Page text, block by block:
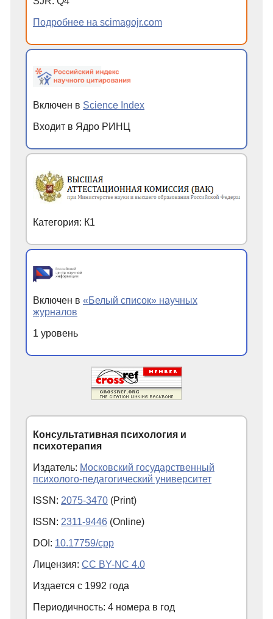
Подробнее на scimagojr.com
Включен в Science Index
Входит в Ядро РИНЦ
Категория: К1
Включен в «Белый список» научных
журналов
1 уровень
Консультативная психология и
психотерапия
Издатель: Московский государственный
психолого-педагогический университет
ISSN: 2075-3470 (Print)
ISSN: 2311-9446 (Online)
DOI: 10.17759/cpp
Лицензия: CC BY-NC 4.0
Издается с 1992 года
Периодичность: 4 номера в год